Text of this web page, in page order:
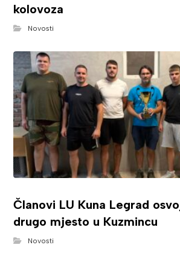
kolovoza
Novosti
Članovi LU Kuna Legrad
drugo mjesto u Kuzmincu
Novosti